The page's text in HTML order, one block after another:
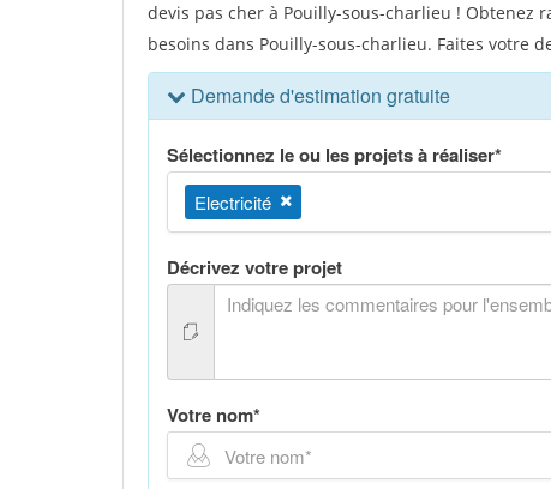
devis pas cher à Pouilly-sous-charlieu ! Obtenez
besoins dans Pouilly-sous-charlieu. Faites votre